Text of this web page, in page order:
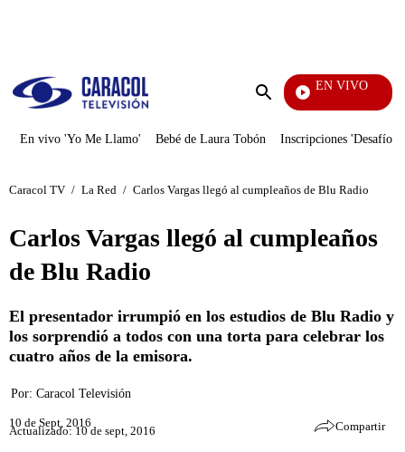
Enviar
EN VIVO
Mi Pecado
En vivo 'Yo Me Llamo' Bebé de Laura Tobón Inscripciones 'Desafío'
Caracol TV / La Red / Carlos Vargas llegó al cumpleaños de Blu Radio
Carlos Vargas llegó al cumpleaños
de Blu Radio
El presentador irrumpió en los estudios de Blu Radio y
los sorprendió a todos con una torta para celebrar los
cuatro años de la emisora.
Por: Caracol Televisión
10 de Sept, 2016
Actualizado: 10 de sept, 2016 Compartir